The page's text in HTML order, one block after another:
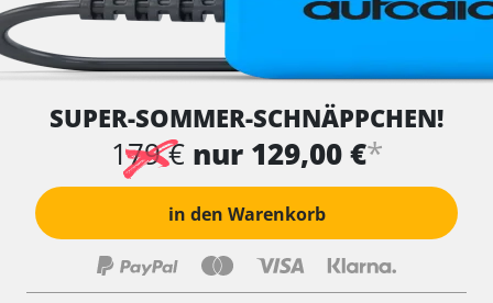
SUPER-SOMMER-SCHNÄPPCHEN!
179 € nur 129,00 €*
in den Warenkorb